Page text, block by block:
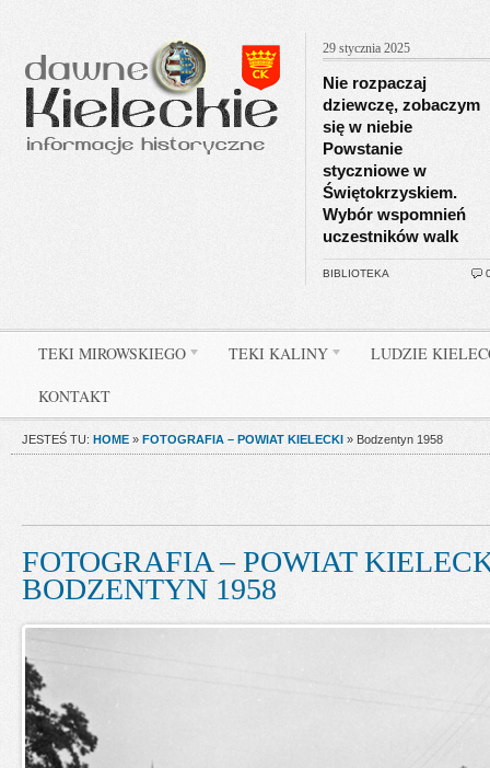
29 stycznia 2025
Nie rozpaczaj
dziewczę, zobaczym
się w niebie
Powstanie
styczniowe w
Świętokrzyskiem.
Wybór wspomnień
uczestników walk
BIBLIOTEKA
TEKI MIROWSKIEGO TEKI KALINY LUDZIE
KONTAKT
JESTEŚ TU: HOME » FOTOGRAFIA – POWIAT KIELECKI » Bodzentyn 1958
FOTOGRAFIA – POWIAT
BODZENTYN 1958